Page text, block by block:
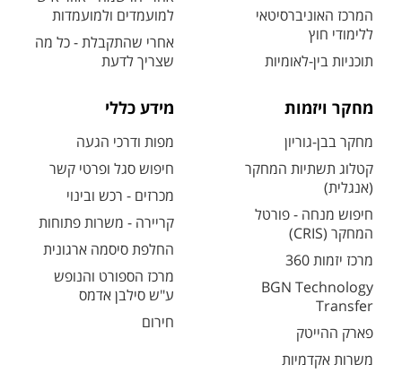
המרכז האוניברסיטאי
ללימודי חוץ
תוכניות בין-לאומיות
למועמדים ולמועמדות
אחרי שהתקבלת - כל מה
שצריך לדעת
מחקר ויזמות
מחקר בבן-גוריון
קטלוג תשתיות המחקר
(אנגלית)
חיפוש מנחה - פורטל
המחקר (CRIS)
מרכז יזמות 360
BGN Technology
Transfer
פארק ההייטק
משרות אקדמיות
מידע כללי
מפות ודרכי הגעה
חיפוש סגל ופרטי קשר
מכרזים - רכש ובינוי
קריירה - משרות פתוחות
החלפת סיסמה ארגונית
מרכז הספורט והנופש
ע"ש סילבן אדמס
חירום